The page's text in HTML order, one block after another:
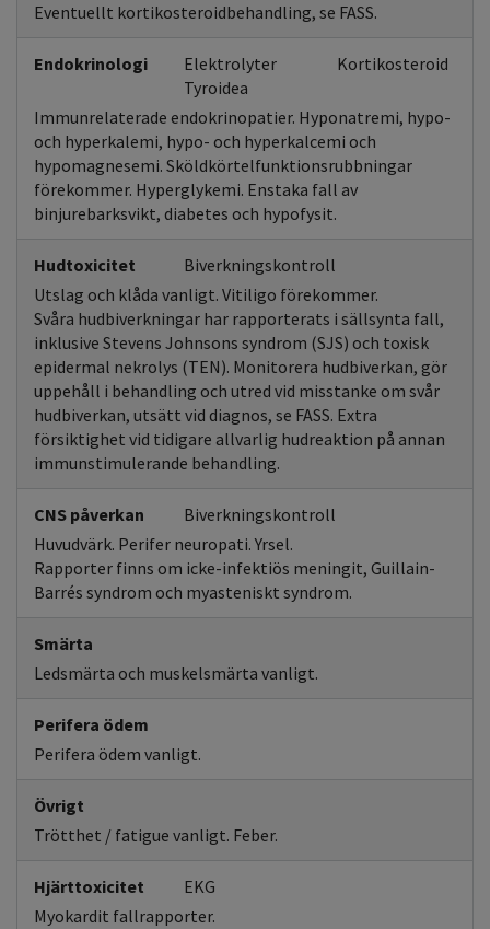
Eventuellt kortikosteroidbehandling, se FASS.
Endokrinologi Elektrolyter
Kortikosteroid
Tyroidea
Immunrelaterade endokrinopatier. Hyponatremi, hypo-
och hyperkalemi, hypo- och hyperkalcemi och
hypomagnesemi. Sköldkörtelfunktionsrubbningar
förekommer. Hyperglykemi. Enstaka fall av
binjurebarksvikt, diabetes och hypofysit.
Hudtoxicitet
Biverkningskontroll
Utslag och klåda vanligt. Vitiligo förekommer.
Svåra hudbiverkningar har rapporterats i sällsynta fall,
inklusive Stevens Johnsons syndrom (SJS) och toxisk
epidermal nekrolys (TEN). Monitorera hudbiverkan, gör
uppehåll i behandling och utred vid misstanke om svår
hudbiverkan, utsätt vid diagnos, se FASS. Extra
försiktighet vid tidigare allvarlig hudreaktion på annan
immunstimulerande behandling.
CNS påverkan
Biverkningskontroll
Huvudvärk. Perifer neuropati. Yrsel.
Rapporter finns om icke-infektiös meningit, Guillain-
Barrés syndrom och myasteniskt syndrom.
Smärta
Ledsmärta och muskelsmärta vanligt.
Perifera ödem
Perifera ödem vanligt.
Övrigt
Trötthet / fatigue vanligt. Feber.
Hjärttoxicitet
EKG
Myokardit fallrapporter.